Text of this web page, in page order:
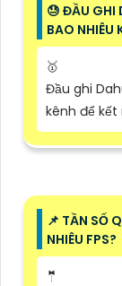
😓 ĐẦU GHI
BAO NHIÊU
🥇
Đầu ghi
kênh để
📌 TẦN SỐ
NHIÊU FPS?
🤵